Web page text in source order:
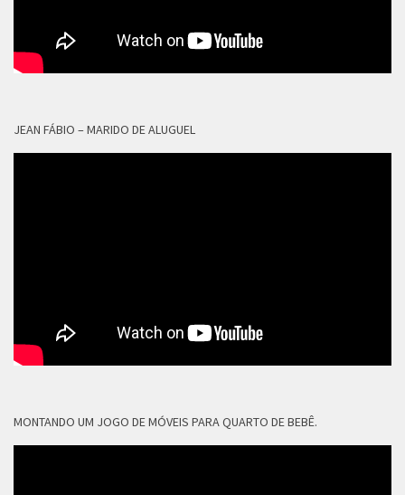
JEAN FÁBIO – MARIDO DE ALUGUEL
MONTANDO UM JOGO DE MÓVEIS PARA QUARTO DE BEBÊ.